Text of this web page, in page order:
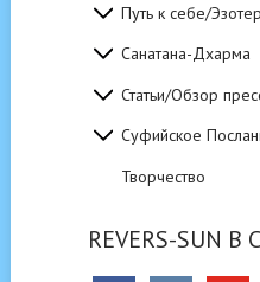
Путь к себе/
Санатана-Дхарма
Статьи/Обзор
Суфийское
Творчество
REVERS-SUN